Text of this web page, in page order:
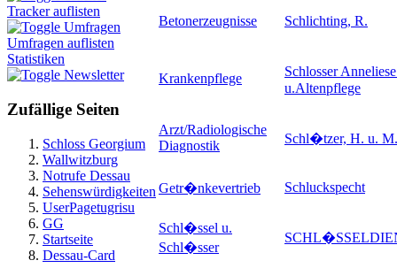
Tracker auflisten
Umfragen
Umfragen auflisten
Statistiken
Newsletter
Zufällige Seiten
Schloss Georgium
Wallwitzburg
Notrufe Dessau
Sehenswürdigkeiten
UserPagetugrisu
GG
Startseite
Dessau-Card
Betonerzeugnisse Schlichting, R.
Krankenpflege
Schlosser
u.Altenpflege
Arzt/Radiologische
Diagnostik
Schl�tzer, H. u. M.
Getr�nkevertrieb Schluckspecht
Schl�ssel u.
Schl�sser